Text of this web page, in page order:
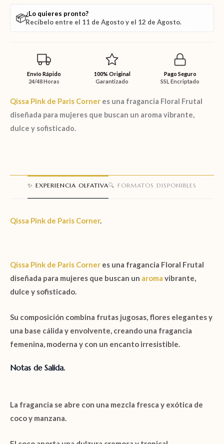
📦¿Lo quieres pronto?
Recíbelo entre el 11 de Agostoy el 12 de Agosto.
Envío Rápido
24/48 Horas
100% Original
Garantizado
Pago Seguro
SSL Encriptado
Qissa Pink de Paris Corner es una fragancia Floral Frutal
diseñada para mujeres que buscan un aroma vibrante,
dulce y sofisticado.
✨ EXPERIENCIA OLFATIVA🔍 FORMATOS DISPONIBLES
Qissa Pink de Paris Corner.
Qissa Pink de Paris Corner es una fragancia Floral Frutal
diseñada para mujeres que buscan un aroma vibrante,
dulce y sofisticado.
Su composición combina frutas jugosas, flores elegantes y
una base cálida y envolvente, creando una fragancia
femenina, moderna y con un encanto irresistible.
Notas de Salida.
La fragancia se abre con una mezcla fresca y exótica de
coco y manzana.